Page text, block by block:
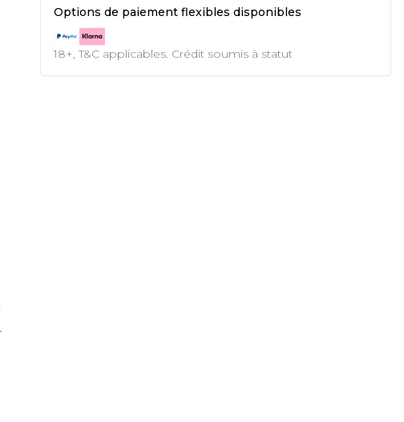
Options de paiement flexibles disponibles
18+, T&C applicables. Crédit soumis à statut